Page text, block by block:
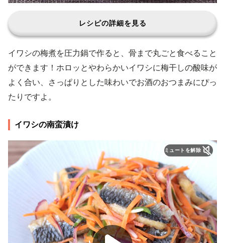
レシピの詳細を見る
イワシの梅煮を圧力鍋で作ると、骨まで丸ごと食べること
ができます！ホロッとやわらかいイワシに梅干しの酸味が
よく合い、さっぱりとした味わいでお酒のおつまみにぴっ
たりですよ。
イワシの南蛮漬け
ミュートを解除